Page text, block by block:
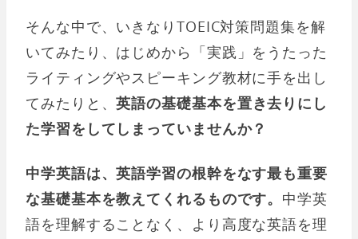
そんな中で、いきなりTOEIC対策問題集を解
いてみたり、はじめから「実践」をうたった
ライティングやスピーキング教材に手を出し
てみたりと、英語の基礎基本を置き去りにし
た学習をしてしまっていませんか？
中学英語は、英語学習の根幹をなす最も重要
な基礎基本を教えてくれるものです。 中学英
語を理解することなく、より高度な英語を理